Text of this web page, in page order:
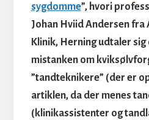
sygdomme”, hvori
Johan Hviid Andersen
Klinik, Herning udtaler sig
mistanken om
”tandteknikere” (der er
artiklen, da der menes
(klinikassistenter og